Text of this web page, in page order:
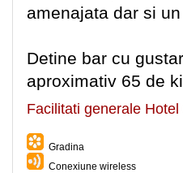
amenajata dar si
Detine bar cu
aproximativ 65 de
Facilitati generale
Gradina
Conexiune wireless